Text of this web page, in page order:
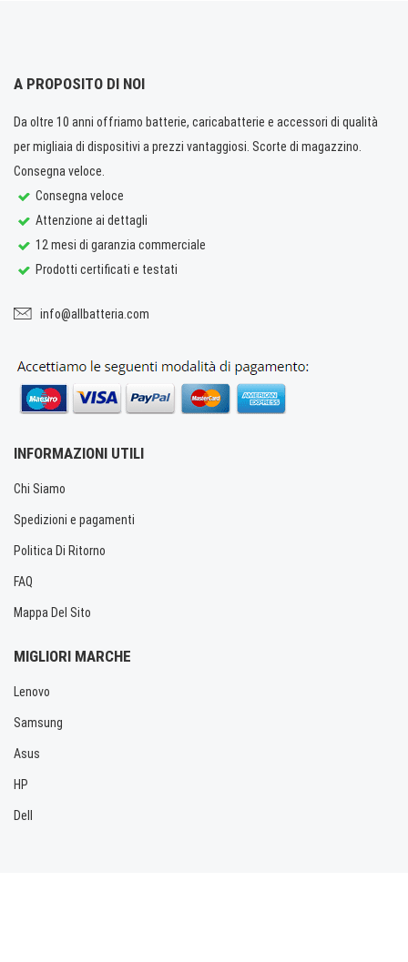
A PROPOSITO DI NOI
Da oltre 10 anni offriamo batterie, caricabatterie e accessori di qualità
per migliaia di dispositivi a prezzi vantaggiosi. Scorte di magazzino.
Consegna veloce.
Consegna veloce
Attenzione ai dettagli
12 mesi di garanzia commerciale
Prodotti certificati e testati
info@allbatteria.com
INFORMAZIONI UTILI
Chi Siamo
Spedizioni e pagamenti
Politica Di Ritorno
FAQ
Mappa Del Sito
MIGLIORI MARCHE
Lenovo
Samsung
Asus
HP
Dell